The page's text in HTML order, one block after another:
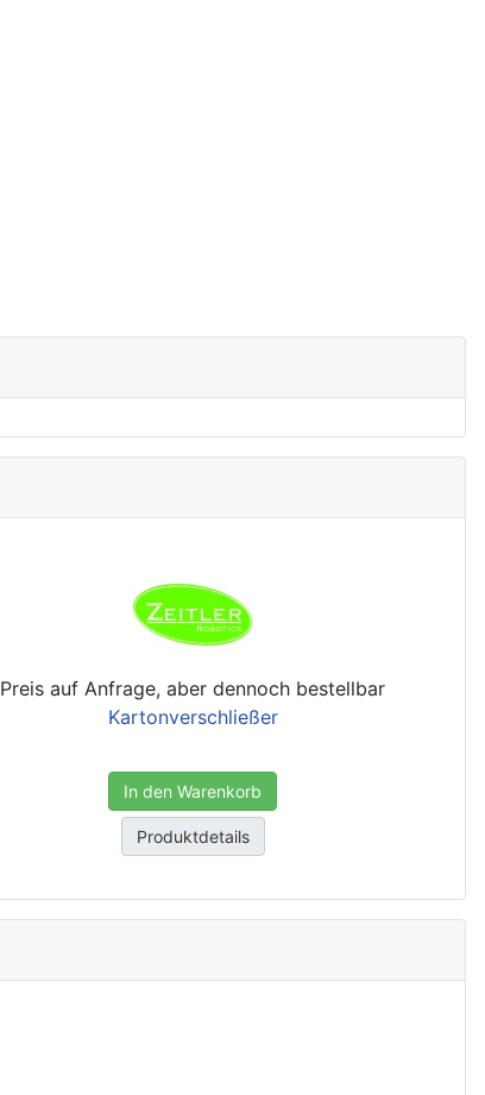
Preis auf Anfrage, aber dennoch bestellbar
Kartonverschließer
In den Warenkorb
Produktdetails